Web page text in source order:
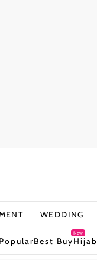
WEDDING
Best Buy
New
Hijab